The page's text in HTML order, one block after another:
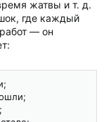
жатвы и т. д.
где каждый
— он